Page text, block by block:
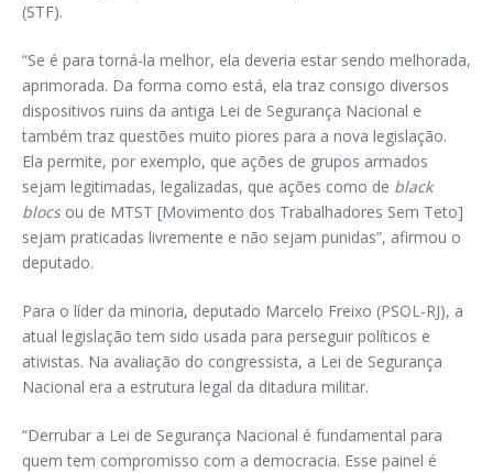
(STF).
“Se é para torná-la melhor, ela deveria estar sendo melhorada,
aprimorada. Da forma como está, ela traz consigo diversos
dispositivos ruins da antiga Lei de Segurança Nacional e
também traz questões muito piores para a nova legislação.
Ela permite, por exemplo, que ações de grupos armados
sejam legitimadas, legalizadas, que ações como de black
blocsou de MTST [Movimento dos Trabalhadores Sem Teto]
sejam praticadas livremente e não sejam punidas”, afirmou o
deputado.
Para o líder da minoria, deputado Marcelo Freixo (PSOL-RJ), a
atual legislação tem sido usada para perseguir políticos e
ativistas. Na avaliação do congressista, a Lei de Segurança
Nacional era a estrutura legal da ditadura militar.
“Derrubar a Lei de Segurança Nacional é fundamental para
quem tem compromisso com a democracia. Esse painel é